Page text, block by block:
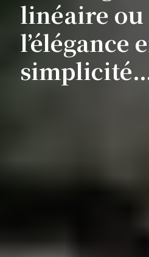
linéaire ou
l’élégance